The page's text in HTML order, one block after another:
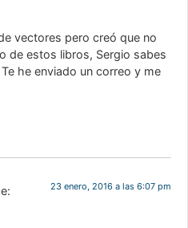
vectores pero creó que no
de estos libros, Sergio sabes
he enviado un correo y me
23 enero, 2016 a las 6:07 pm